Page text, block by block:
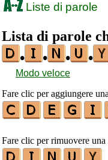
Liste di parole
Lista di parole
•
• • •
Modo veloce
Fare clic per aggiungere
Fare clic per rimuovere una